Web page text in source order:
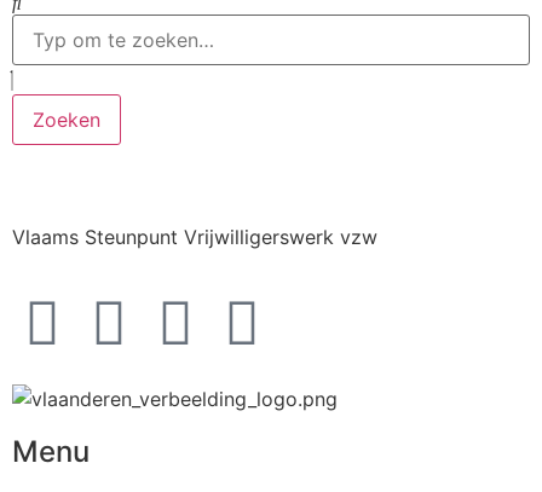
Zoeken
Vlaams Steunpunt Vrijwilligerswerk vzw
Menu